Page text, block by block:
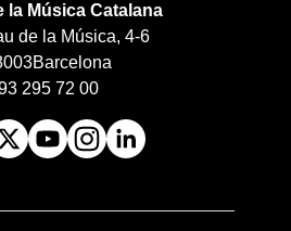
la Música Catalana
de la Música, 4-6
Barcelona
295 72 00